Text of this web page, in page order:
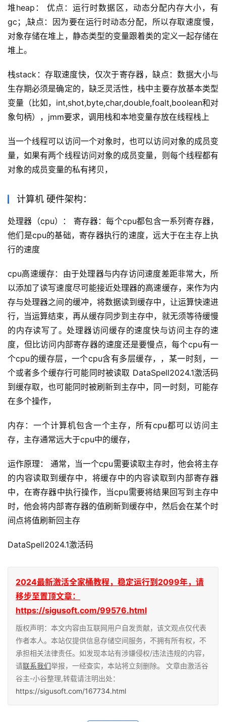
堆heap： 优点：运行时数据区，动态分配内存大小，有
gc；,缺点：因为要在运行时动态分配，所以存取速度慢，
对象存储在堆上，静态类型的变量跟着类的定义一起存储在
堆上。
栈stack：存取速度快，仅次于寄存器，缺点：数据大小与
生存期必须是确定的，缺乏灵活性，栈中主要存放基本类型
变量（比如，int,shot,byte,char,double,foalt,boolean和对
象句柄），jmm要求，调用栈和本地变量存放在线程栈上
当一个线程可以访问一个对象时，也可以访问对象的成员变
量，如果有两个线程访问对象的成员变量，则每个线程都有
对象的成员变量的私有拷贝，
计算机 硬件架构：
处理器（cpu）： 寄存器：每个cpu都包含一系列寄存器，
他们是cpu的基础，寄存器执行的速度，远大于在主存上执
行的速度
cpu高速缓存：由于处理器与内存访问速度差距非常大，所
以添加了读写速度尽可能接近处理器的高速缓存，来作为内
存与处理器之间的缓冲，将数据读到缓存中，让运算快速进
行，当运算结束，再从缓存同步到主存中，就无须等待缓慢
的内存读写了。处理器访问缓存的速度快与访问主存的速
度，但比访问内部寄存器的速度还是要慢点，每个cpu有一
个cpu的缓存层，一个cpu含有多层缓存，，某一时刻，一
个或者多个缓存行可能同时被读取 DataSpell2024.1激活码
到缓存取，也可能同时被刷新到主存中，同一时刻，可能存
在多个操作，
内存：一个计算机包含一个主存，所有cpu都可以访问主
存，主存通常远大于cpu中的缓存，
运作原理： 通常，当一个cpu需要读取主存时，他会将主存
的内容读取到缓存中，将缓存中的内容读取到内部寄存器
中，在寄存器中执行操作，当cpu需要将结果回写到主存中
时，他会将内部寄存器的值刷新到缓存中，然后会在某个时
间点将值刷新回主存
DataSpell2024.1激活码
2024最新激活全家桶教程，稳定运行到2099年，请
移步至置顶文章：
https://sigusoft.com/99576.html
版权声明：本文内容由互联网用户自发贡献，该文观点仅代表
作者本人。本站仅提供信息存储空间服务，不拥有所有权，不
承担相关法律责任。如发现本站有涉嫌侵权/违法违规的内容，
请联系我们举报，一经查实，本站将立刻删除。 文章由激活谷
谷主-小谷整理,转载请注明出处：
https://sigusoft.com/167734.html